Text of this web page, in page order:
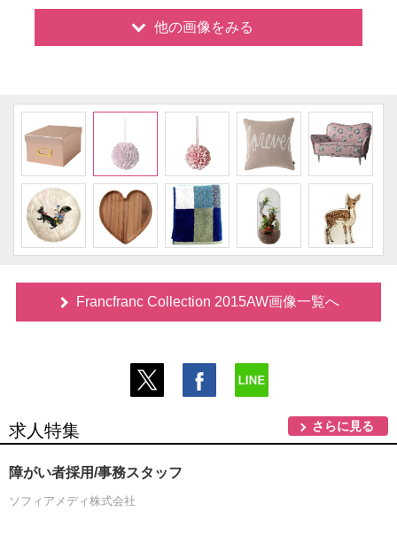
他の画像をみる
Francfranc Collection 2015AW画像一覧へ
求人特集 さらに見る
障がい者採用/事務スタッフ
ソフィアメディ株式会社